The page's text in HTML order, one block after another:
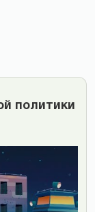
политики